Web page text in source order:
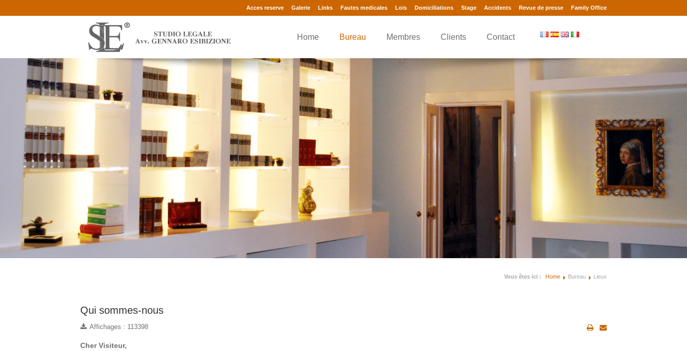
Acces reserve Galerie Links Fautes medicales Lois Domiciliations Stage Accidents Revue de presse Family Office
Home Bureau Membres Clients Contact
Vous êtes ici : Home Bureau Lieux
Qui sommes-nous
Affichages : 113398
Cher Visiteur,